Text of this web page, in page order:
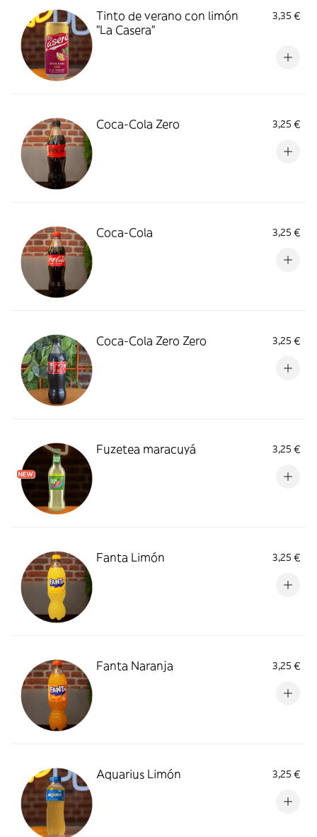
Tinto de verano con limón
"La Casera"
3,35 €
Coca-Cola Zero 3,25 €
Coca-Cola 3,25 €
Coca-Cola Zero Zero 3,25 €
Fuzetea maracuyá 3,25 €
Fanta Limón 3,25 €
Fanta Naranja 3,25 €
Aquarius Limón 3,25 €